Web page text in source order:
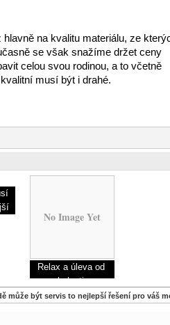
na kvalitu materiálu, ze
se však snažíme držet ceny
celou svou rodinou, a to včetně
musí být i drahé.
No Image Yet
Relax a úleva od
bolesti
může být servis to nejlepší řešení pro váš